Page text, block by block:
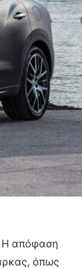
Η απόφαση
όπως